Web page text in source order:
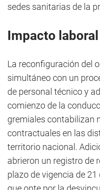
sedes sanitarias de la
Impacto laboral
La reconfiguración del
simultáneo con un
de personal técnico y
comienzo de la
gremiales contabilizan
contractuales en las
territorio nacional.
abrieron un registro de
plazo de vigencia de